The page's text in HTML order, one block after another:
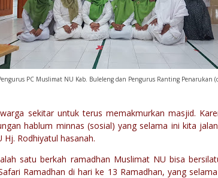
PC Muslimat NU Kab. Buleleng dan Pengurus Ranting Penarukan
sekitar untuk terus memakmurkan masjid.
hablum minnas (sosial) yang selama ini kita
Rodhiyatul hasanah.
satu berkah ramadhan Muslimat NU bisa
Ramadhan di hari ke 13 Ramadhan, yang